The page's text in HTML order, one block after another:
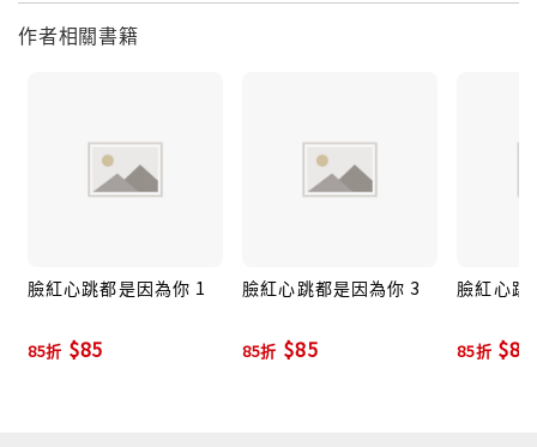
作者相關書籍
臉紅心跳都是因為你 1
85折 $85
臉紅心跳都是因為你 3
85折 $85
臉紅心跳
85折 $85